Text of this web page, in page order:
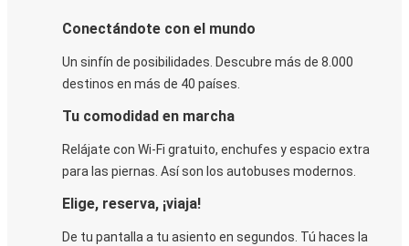
Conectándote con el mundo
Un sinfín de posibilidades. Descubre más de 8.000
destinos en más de 40 países.
Tu comodidad en marcha
Relájate con Wi-Fi gratuito, enchufes y espacio extra
para las piernas. Así son los autobuses modernos.
Elige, reserva, ¡viaja!
De tu pantalla a tu asiento en segundos. Tú haces la